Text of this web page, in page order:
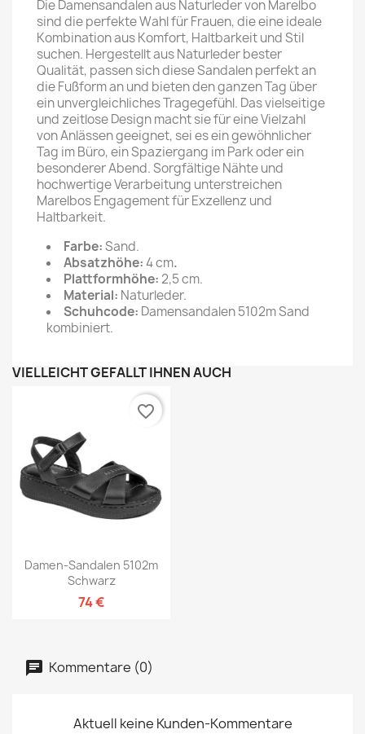
Die Damensandalen aus Naturleder von Marelbo
sind die perfekte Wahl für Frauen, die eine ideale
Kombination aus Komfort, Haltbarkeit und Stil
suchen. Hergestellt aus Naturleder bester
Qualität, passen sich diese Sandalen perfekt an
die Fußform an und bieten den ganzen Tag über
ein unvergleichliches Tragegefühl. Das vielseitige
und zeitlose Design macht sie für eine Vielzahl
von Anlässen geeignet, sei es ein gewöhnlicher
Tag im Büro, ein Spaziergang im Park oder ein
besonderer Abend. Sorgfältige Nähte und
hochwertige Verarbeitung unterstreichen
Marelbos Engagement für Exzellenz und
Haltbarkeit.
Farbe:Sand.
Absatzhöhe:4 cm.
Plattformhöhe:2,5 cm.
Material: Naturleder.
Schuhcode: Damensandalen 5102m Sand
kombiniert.
VIELLEICHT GEFÄLLT IHNEN AUCH
Damen-Sandalen 5102m
Schwarz
74 €
favorite_border
Kommentare (0)
Aktuell keine Kunden-Kommentare